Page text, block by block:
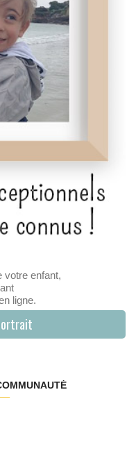
votre enfant,
ligne.